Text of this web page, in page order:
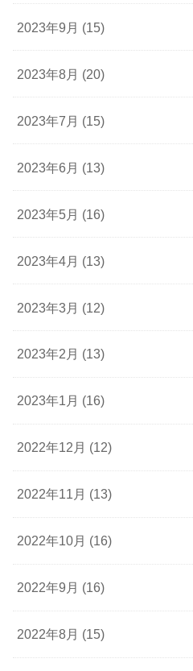
2023年9月 (15)
2023年8月 (20)
2023年7月 (15)
2023年6月 (13)
2023年5月 (16)
2023年4月 (13)
2023年3月 (12)
2023年2月 (13)
2023年1月 (16)
2022年12月 (12)
2022年11月 (13)
2022年10月 (16)
2022年9月 (16)
2022年8月 (15)